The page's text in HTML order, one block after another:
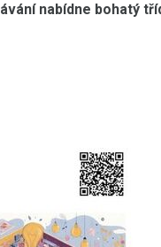
nabídne bohatý